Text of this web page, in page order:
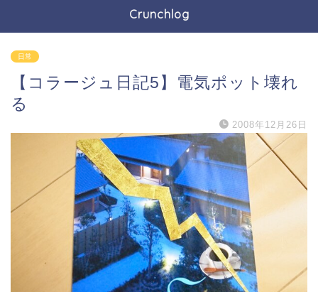
Crunchlog
日常
【コラージュ日記5】電気ポット壊れ
る
2008年12月26日